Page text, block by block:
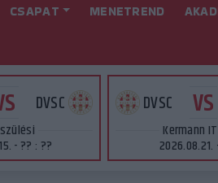
CSAPAT MENETREND
DVSC
- ?? : ??
DVSC VS
Kermann
2026.08.21.